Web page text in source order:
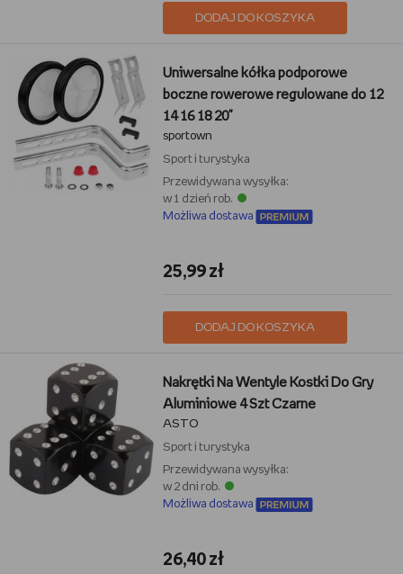
DODAJ DO KOSZYKA
Uniwersalne kółka podporowe
boczne rowerowe regulowane do 12
14 16 18 20"
sportown
Sport i turystyka
Przewidywana wysyłka:
w 1 dzień rob.
Możliwa dostawa
25,99 zł
DODAJ DO KOSZYKA
Nakrętki Na Wentyle Kostki Do Gry
Aluminiowe 4 Szt Czarne
ASTO
Sport i turystyka
Przewidywana wysyłka:
w 2 dni rob.
Możliwa dostawa
26,40 zł